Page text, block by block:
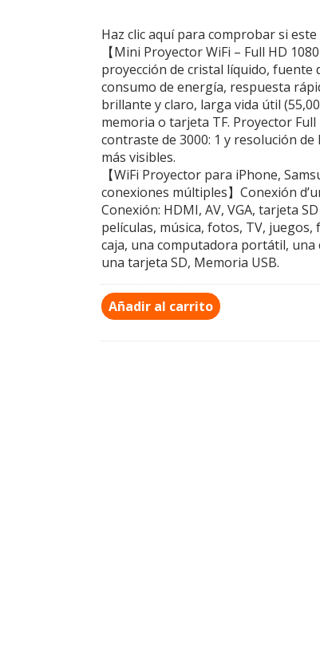
Haz clic aquí para comprobar si
【Mini Proyector WiFi – Full HD
proyección de cristal líquido, fuente
consumo de energía, respuesta
brillante y claro, larga vida útil
memoria o tarjeta TF. Proyector
contraste de 3000: 1 y resolución
más visibles.
【WiFi Proyector para iPhone,
conexiones múltiples】Conexión
Conexión: HDMI, AV, VGA, tarjeta
películas, música, fotos, TV,
caja, una computadora portátil,
una tarjeta SD, Memoria USB.
Añadir al carrito